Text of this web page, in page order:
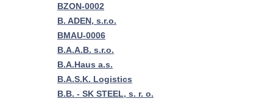
BZON-0002
B. ADEN, s.r.o.
BMAU-0006
B.A.A.B. s.r.o.
B.A.Haus a.s.
B.A.S.K. Logistics
B.B. - SK STEEL, s. r. o.